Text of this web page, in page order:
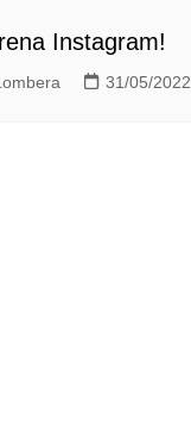
Instagram!
31/05/2022